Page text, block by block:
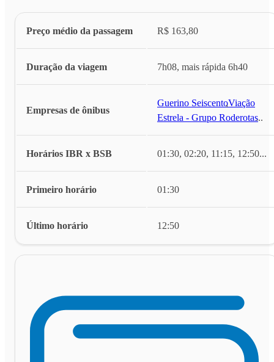
Preço médio da passagem R$ 163,80
Duração da viagem 7h08, mais rápida 6h40
Empresas de ônibus
Guerino Seiscento,Viação
Estrela - Grupo Roderotas...
Horários IBR x BSB 01:30, 02:20, 11:15, 12:50...
Primeiro horário 01:30
Último horário 12:50